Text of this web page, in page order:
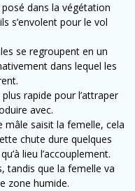
dans la végétation
s’envolent pour le vol
se regroupent en un
dans lequel les
rapide pour l’attraper
avec.
mâle saisit la femelle, cela
chute dure quelques
lieu l’accouplement.
tandis que la femelle va
zone humide.